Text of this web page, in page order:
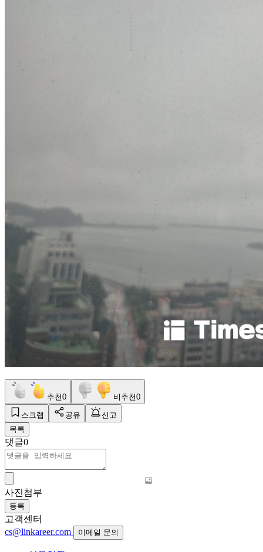
추천0 비추천0
스크랩 공유
신고
목록
댓글0
사진첨부
등록
고객센터
cs@linkareer.com
이메일 문의